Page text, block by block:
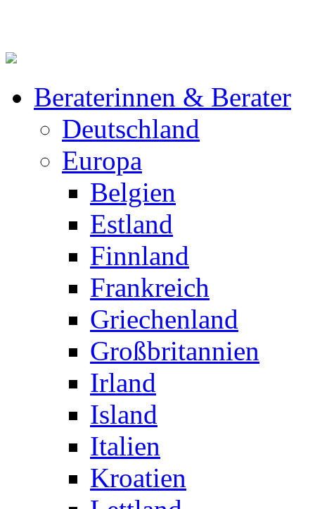
Beraterinnen & Berater
Deutschland
Europa
Belgien
Estland
Finnland
Frankreich
Griechenland
Großbritannien
Irland
Island
Italien
Kroatien